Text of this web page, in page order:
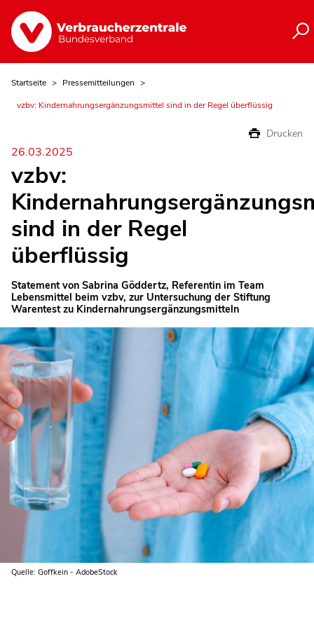
Startseite
Pressemitteilungen
vzbv: Kindernahrungsergänzungsmittel sind in der Regel überflüssig
Drucken
26.03.2025
vzbv:
sind in der Regel
überflüssig
Statement von Sabrina Göddertz, Referentin im Team
Lebensmittel beim vzbv, zur Untersuchung der Stiftung
Warentest zu Kindernahrungsergänzungsmitteln
Quelle: Goffkein - AdobeStock